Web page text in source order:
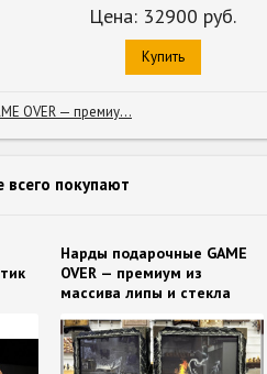
Цена: 32900 руб.
Купить
OVER — премиу...
покупают
Нарды подарочные GAME
OVER — премиум из
массива липы и стекла